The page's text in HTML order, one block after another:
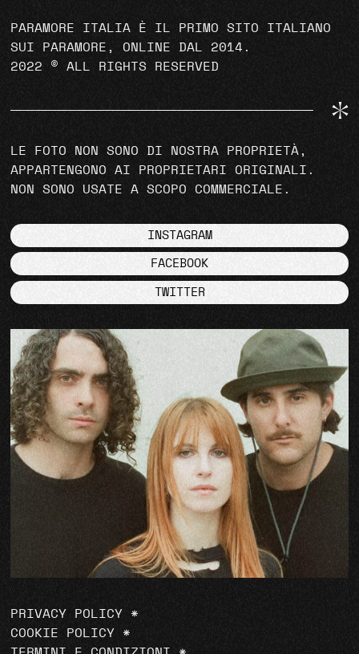
PARAMORE ITALIA È IL PRIMO SITO ITALIANO
SUI PARAMORE, ONLINE DAL 2014.
2022 © ALL RIGHTS RESERVED
LE FOTO NON SONO DI NOSTRA PROPRIETÀ,
APPARTENGONO AI PROPRIETARI ORIGINALI.
NON SONO USATE A SCOPO COMMERCIALE.
INSTAGRAM
FACEBOOK
TWITTER
PRIVACY POLICY *
COOKIE POLICY *